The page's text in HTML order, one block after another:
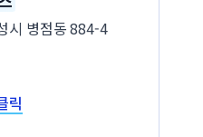
시 병점동 884-4
릭